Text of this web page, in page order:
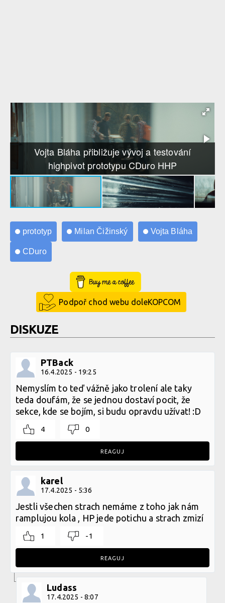
Vojta Bláha přibližuje vývoj a testování
highpivot prototypu CDuro HHP
prototyp Milan Čižinský Vojta Bláha
CDuro
Buy Me a Coffee
Podpoř chod webu doleKOPCOM
DISKUZE
PTBack
16.4.2025 - 19:25
Nemyslím to teď vážně jako trolení ale taky
teda doufám, že se jednou dostaví pocit, že
sekce, kde se bojím, si budu opravdu užívat! :D
4 0
REAGUJ
karel
17.4.2025 - 5:36
Jestli všechen strach nemáme z toho jak nám
ramplujou kola , HP jede potichu a strach zmizí
1 -1
REAGUJ
Ludass
17.4.2025 - 8:07